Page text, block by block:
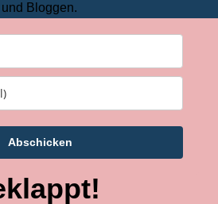
Bloggen.
Abschicken